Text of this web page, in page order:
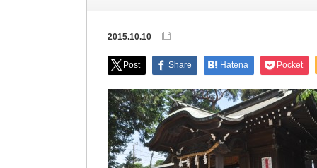
2015.10.10
Post Share Hatena Pocket